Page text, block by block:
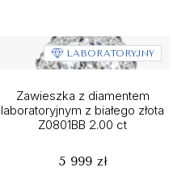
LABORATORYJNY
Zawieszka z diamentem
laboratoryjnym z białego złota
Z0801BB 2.00 ct
5 999 zł